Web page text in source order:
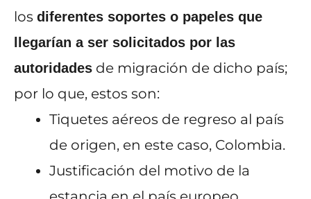
los diferentes soportes o papeles que
llegarían a ser solicitados por las
autoridades de migración de dicho país;
por lo que, estos son:
Tiquetes aéreos de regreso al país
de origen, en este caso, Colombia.
Justificación del motivo de la